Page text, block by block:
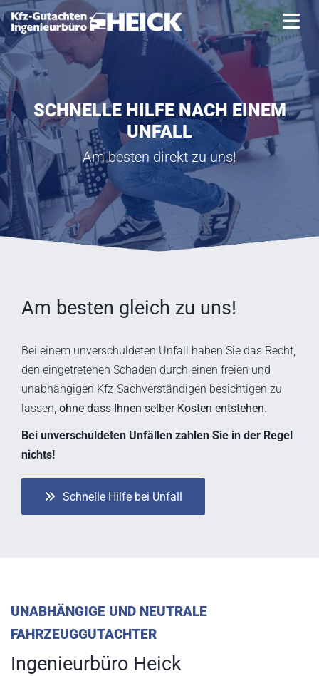
Zum Inhalt springen
K
F
Z
-
G
U
T
N
T
J
h
SCHNELLE HILFE NACH EINEM
UNFALL
Am besten direkt zu uns!
Am besten gleich zu uns!
Bei einem unverschuldeten Unfall haben Sie das Recht,
den eingetretenen Schaden durch einen freien und
unabhängigen Kfz-Sachverständigen besichtigen zu
lassen, ohne dass Ihnen selber Kosten entstehen.
Bei unverschuldeten Unfällen zahlen Sie in der Regel
nichts!
Schnelle Hilfe bei Unfall
UNABHÄNGIGE UND NEUTRALE
FAHRZEUGGUTACHTER
Ingenieurbüro Heick